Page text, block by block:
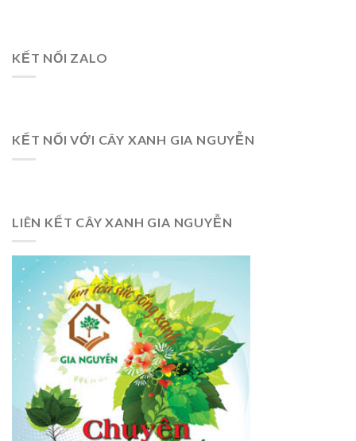
KẾT NỐI ZALO
KẾT NỐI VỚI CÂY XANH GIA NGUYỄN
LIÊN KẾT CÂY XANH GIA NGUYỄN